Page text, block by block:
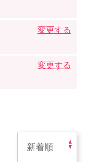
ちら
について
変更する
変更する